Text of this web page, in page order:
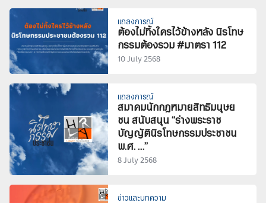
แถลงการณ์
ต้องไม่ทิ้งใครไว้ข้างหลัง นิรโทษ
กรรมต้องรวม #มาตรา 112
10 July 2568
แถลงการณ์
สมาคมนักกฎหมายสิทธิมนุษย
ชน สนับสนุน “ร่างพระราช
บัญญัตินิรโทษกรรมประชาชน
พ.ศ. …”
8 July 2568
ข่าวและบทความ